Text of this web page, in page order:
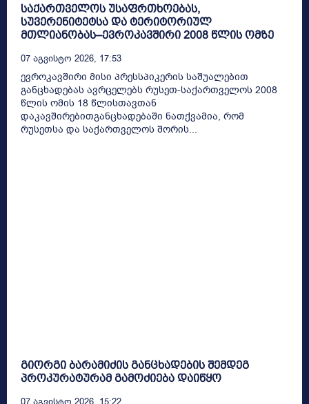
საქართველოს უსაფრთხოებას,
სუვერენიტეტსა და ტერიტორიულ
მთლიანობას–ევროკავშირი 2008 წლის ომზე
07 Აგვისტო 2026, 17:53
ევროკავშირი მისი პრესსპიკერის საშუალებით
განცხადებას ავრცელებს რუსეთ-საქართველოს 2008
წლის ომის 18 წლისთავთან
დაკავშირებითგანცხადებაში ნათქვამია, რომ
რუსეთსა და საქართველოს შორის...
გიორგი ბარამიძის განცხადების შემდეგ
პროკურატურამ გამოძიება დაიწყო
07 Აგვისტო 2026, 15:22